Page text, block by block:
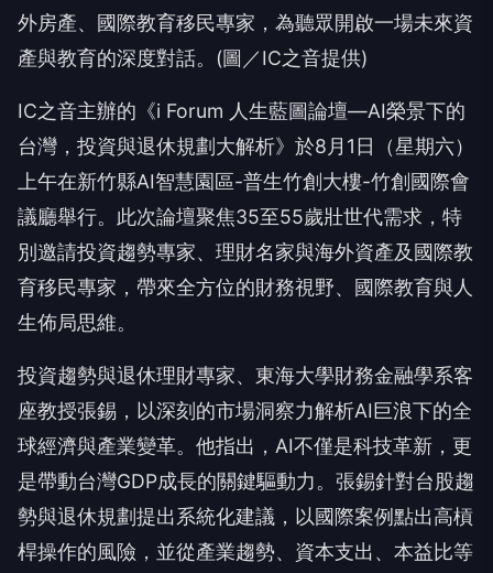
外房產、國際教育移民專家，為聽眾開啟一場未來資
產與教育的深度對話。(圖／IC之音提供)
IC之音主辦的《i Forum 人生藍圖論壇—AI榮景下的
台灣，投資與退休規劃大解析》於8月1日（星期六）
上午在新竹縣AI智慧園區-普生竹創大樓-竹創國際會
議廳舉行。此次論壇聚焦35至55歲壯世代需求，特
別邀請投資趨勢專家、理財名家與海外資產及國際教
育移民專家，帶來全方位的財務視野、國際教育與人
生佈局思維。
投資趨勢與退休理財專家、東海大學財務金融學系客
座教授張錫，以深刻的市場洞察力解析AI巨浪下的全
球經濟與產業變革。他指出，AI不僅是科技革新，更
是帶動台灣GDP成長的關鍵驅動力。張錫針對台股趨
勢與退休規劃提出系統化建議，以國際案例點出高槓
桿操作的風險，並從產業趨勢、資本支出、本益比等